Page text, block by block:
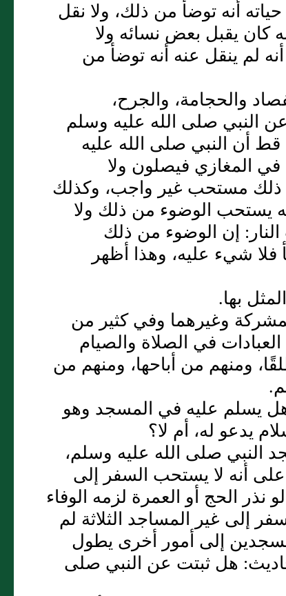
أنه توضأ من ذلك، ولا نقل
كان يقبل بعض نسائه ولا
لم ينقل عنه أنه توضأ من
والحجامة، والجرح،
النبي صلى الله عليه وسلم
أن النبي صلى الله عليه
المغازي فيصلون ولا
ذلك مستحب غير واجب، وكذلك
يستحب الوضوء من ذلك ولا
إن الوضوء من ذلك
شيء عليه، وهذا أظهر
بها‏.‏
وغيرهما وفي كثير من
في الصلاة والصيام
ومنهم من أباحها، ومنهم من
هل يسلم عليه في المسجد وهو
يدعو له، أم لا‏؟‏
النبي صلى الله عليه وسلم،
أنه لا يستحب السفر إلى
نذر الحج أو العمرة لزمه الوفاء
إلى غير المساجد الثلاثة لم
إلى أمور أخرى يطول
هل ثبتت عن النبي صلى